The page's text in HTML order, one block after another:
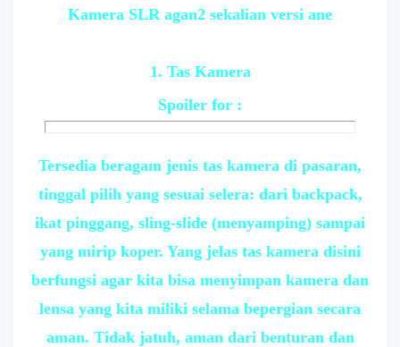
Kamera SLR agan2 sekalian versi ane
1. Tas Kamera
Spoiler for :
Tersedia beragam jenis tas kamera di pasaran,
tinggal pilih yang sesuai selera: dari backpack,
ikat pinggang, sling-slide (menyamping) sampai
yang mirip koper. Yang jelas tas kamera disini
berfungsi agar kita bisa menyimpan kamera dan
lensa yang kita miliki selama bepergian secara
aman. Tidak jatuh, aman dari benturan dan